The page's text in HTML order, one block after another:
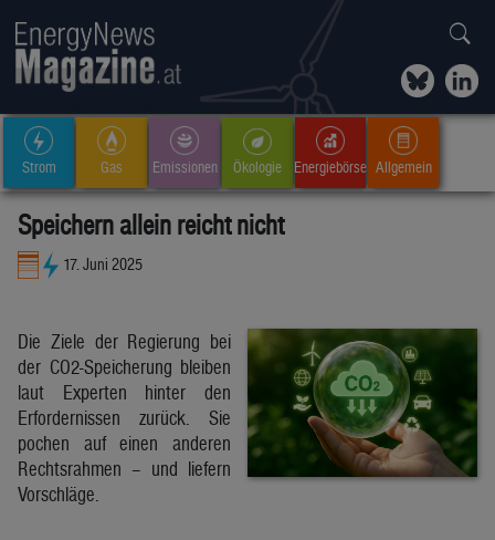
Strom Gas Emissionen Ökologie Energiebörse Allgemein
Speichern allein reicht nicht
17. Juni 2025
Die Ziele der Regierung bei
der CO2-Speicherung bleiben
laut Experten hinter den
Erfordernissen zurück. Sie
pochen auf einen anderen
Rechtsrahmen – und liefern
Vorschläge.